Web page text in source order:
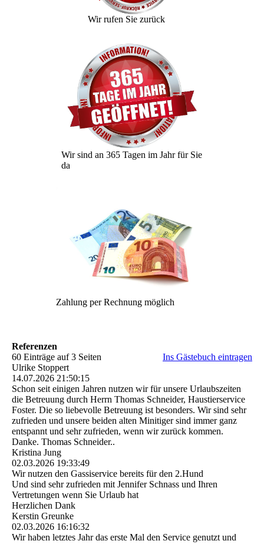
Wir rufen Sie zurück
Wir sind an 365 Tagen im Jahr für Sie
da
Zahlung per Rechnung möglich
Referenzen
60 Einträge auf 3 Seiten
Ins Gästebuch eintragen
Ulrike Stoppert
14.07.2026 21:50:15
Schon seit einigen Jahren nutzen wir für unsere Urlaubszeiten
die Betreuung durch Herrn Thomas Schneider, Haustierservice
Foster. Die so liebevolle Betreuung ist besonders. Wir sind sehr
zufrieden und unsere beiden alten Minitiger sind immer ganz
entspannt und sehr zufrieden, wenn wir zurück kommen.
Danke. Thomas Schneider..
Kristina Jung
02.03.2026 19:33:49
Wir nutzen den Gassiservice bereits für den 2.Hund
Und sind sehr zufrieden mit Jennifer Schnass und Ihren
Vertretungen wenn Sie Urlaub hat
Herzlichen Dank
Kerstin Greunke
02.03.2026 16:16:32
Wir haben letztes Jahr das erste Mal den Service genutzt und